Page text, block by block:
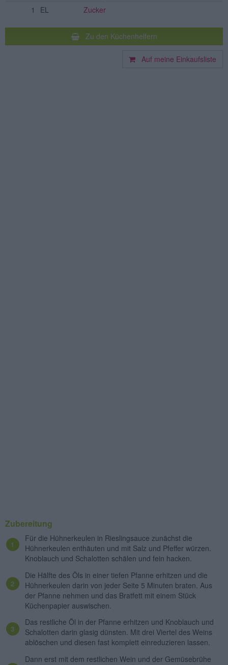
1
EL Zucker
Zu den Küchenhelfern
Auf meine Einkaufsliste
Zubereitung
Für die Hühnerkeulen in Rieslingsauce zunächst die
Hühnerkeulen enthäuten und mit Salz und Pfeffer würzen.
Knoblauch und Schalotten schälen und fein hacken.
Die Hälfte des Öls in einer tiefen Pfanne erhitzen und die
Hühnerkeulen darin von jeder Seite 5 Minuten braten. Aus
der Pfanne nehmen und das Bratfett mit einem Stück
Küchenpapier auswischen.
Das restliche Öl in der Pfanne erhitzen und Knoblauch und
Schalotten darin glasig dünsten. Mit drei Viertel des Weins
ablöschen und diesen fast komplett einreduzieren lassen.
Dann erst mit dem restlichen Wein und der Gemüsebrühe